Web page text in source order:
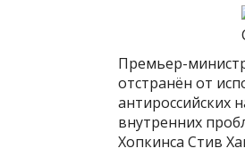
Премьер-
отстранён от
антироссийских
внутренних
Хопкинса Стив